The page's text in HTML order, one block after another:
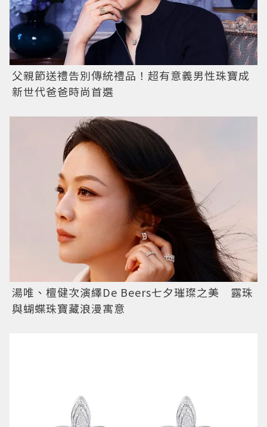
父親節送禮告別傳統禮品！超有意義男性珠寶成
新世代爸爸時尚首選
湯唯、檀健次演繹De Beers七夕璀璨之美 露珠
與蝴蝶珠寶藏浪漫寓意